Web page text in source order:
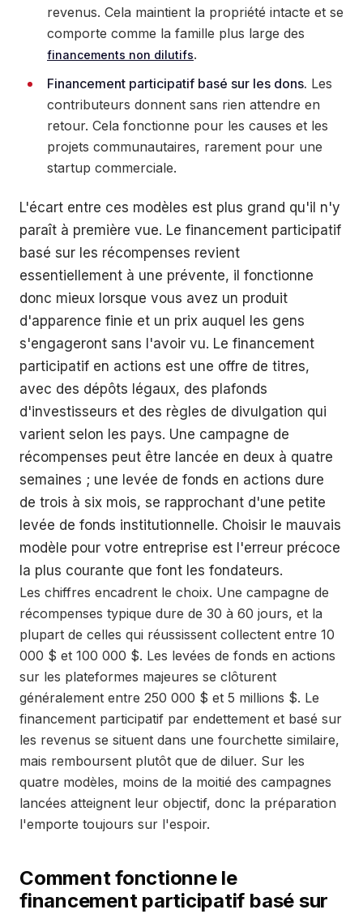
revenus. Cela maintient la propriété intacte et se
comporte comme la famille plus large des
financements non dilutifs.
Financement participatif basé sur les dons. Les
contributeurs donnent sans rien attendre en
retour. Cela fonctionne pour les causes et les
projets communautaires, rarement pour une
startup commerciale.
L'écart entre ces modèles est plus grand qu'il n'y
paraît à première vue. Le financement participatif
basé sur les récompenses revient
essentiellement à une prévente, il fonctionne
donc mieux lorsque vous avez un produit
d'apparence finie et un prix auquel les gens
s'engageront sans l'avoir vu. Le financement
participatif en actions est une offre de titres,
avec des dépôts légaux, des plafonds
d'investisseurs et des règles de divulgation qui
varient selon les pays. Une campagne de
récompenses peut être lancée en deux à quatre
semaines ; une levée de fonds en actions dure
de trois à six mois, se rapprochant d'une petite
levée de fonds institutionnelle. Choisir le mauvais
modèle pour votre entreprise est l'erreur précoce
la plus courante que font les fondateurs.
Les chiffres encadrent le choix. Une campagne de
récompenses typique dure de 30 à 60 jours, et la
plupart de celles qui réussissent collectent entre 10
000 $ et 100 000 $. Les levées de fonds en actions
sur les plateformes majeures se clôturent
généralement entre 250 000 $ et 5 millions $. Le
financement participatif par endettement et basé sur
les revenus se situent dans une fourchette similaire,
mais remboursent plutôt que de diluer. Sur les
quatre modèles, moins de la moitié des campagnes
lancées atteignent leur objectif, donc la préparation
l'emporte toujours sur l'espoir.
Comment fonctionne le
financement participatif basé sur